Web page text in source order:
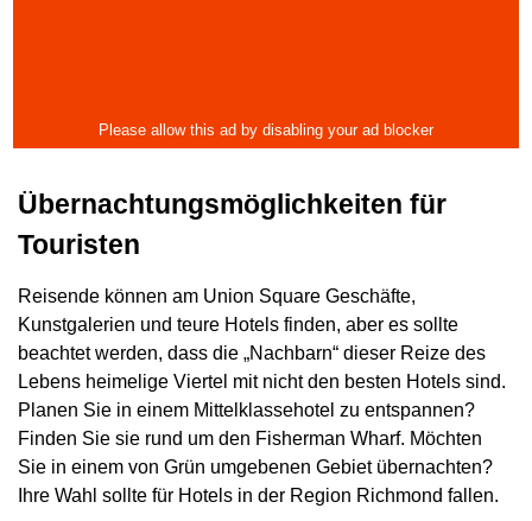
Übernachtungsmöglichkeiten für
Touristen
Reisende können am Union Square Geschäfte,
Kunstgalerien und teure Hotels finden, aber es sollte
beachtet werden, dass die „Nachbarn“ dieser Reize des
Lebens heimelige Viertel mit nicht den besten Hotels sind.
Planen Sie in einem Mittelklassehotel zu entspannen?
Finden Sie sie rund um den Fisherman Wharf. Möchten
Sie in einem von Grün umgebenen Gebiet übernachten?
Ihre Wahl sollte für Hotels in der Region Richmond fallen.